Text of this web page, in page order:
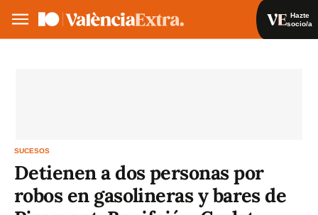
Hazte
socio/a
SUCESOS
Detienen a dos personas por
robos en gasolineras y bares de